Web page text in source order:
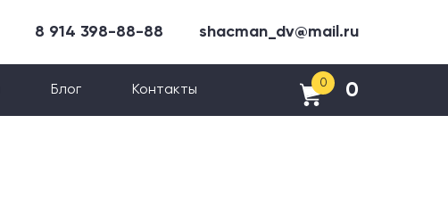
8 914 398-88-88 shacman_dv@mail.ru
Блог Контакты
0 0